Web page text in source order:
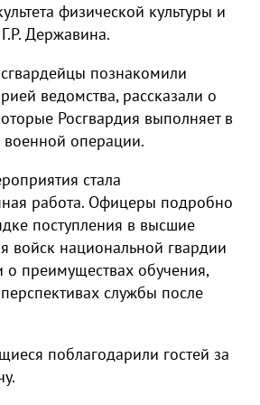
физической культуры и
Державина.
познакомили
ведомства, рассказали о
Росгвардия выполняет в
операции.
стала
работа. Офицеры подробно
поступления в высшие
войск национальной гвардии
преимуществах обучения,
службы после
поблагодарили гостей за